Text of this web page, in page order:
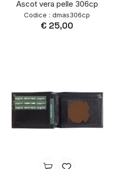
Ascot vera pelle 306cp
Codice : dmas306cp
€ 25,00